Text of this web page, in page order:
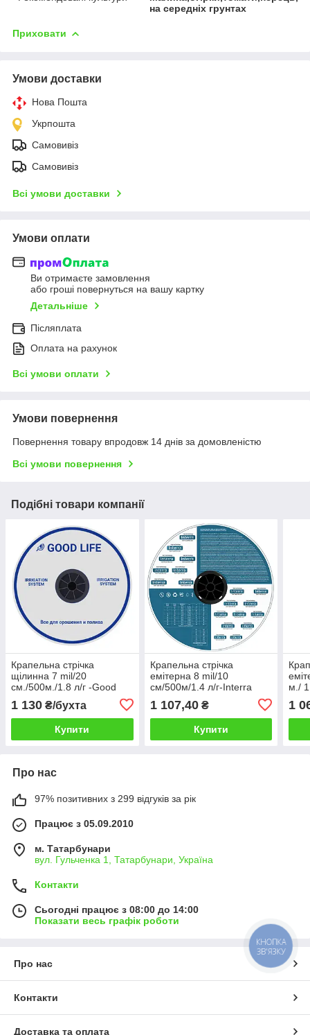
на середніх грунтах
Приховати
Умови доставки
Нова Пошта
Укрпошта
Самовивіз
Самовивіз
Всі умови доставки
Умови оплати
Ви отримаєте замовлення
або гроші повернуться на вашу картку
Детальніше
Післяплата
Оплата на рахунок
Всі умови оплати
Умови повернення
Повернення товару впродовж 14 днів за домовленістю
Всі умови повернення
Подібні товари компанії
Крапельна стрічка
щілинна 7 mil/20
см./500м./1.8 л/г -Good
1 130 ₴/бухта
Купити
Крапельна стрічка
емітерна 8 mil/10
см/500м/1.4 л/г-Interra
1 107,40₴
Купити
м./
1
Про нас
97% позитивних з 299 відгуків за рік
Працює з 05.09.2010
м. Татарбунари
вул. Гульченка 1, Татарбунари, Україна
Контакти
Сьогодні працює з 08:00 до 14:00
Показати весь графік роботи
Про нас
Контакти
Доставка та оплата
КНОПКА
ЗВ'ЯЗКУ